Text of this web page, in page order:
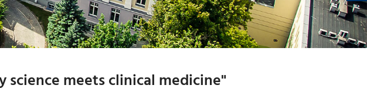
-
-
-
science meets clinical medicine"